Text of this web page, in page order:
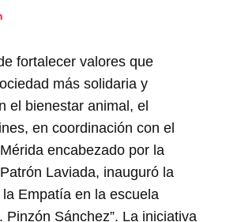
fortalecer valores que
más solidaria y
el bienestar animal, el
en coordinación con el
encabezado por la
Laviada, inauguró la
Empatía en la escuela
Pinzón Sánchez”. La iniciativa